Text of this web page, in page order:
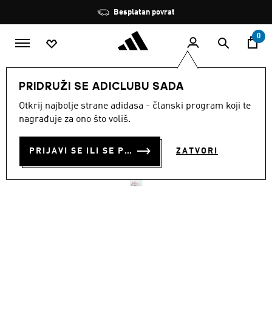
Zaustavi
rotaciju
Besplatan povrat
0
PRIDRUŽI SE ADICLUBU SADA
Otkrij najbolje strane adidasa - članski program koji te
nagrađuje za ono što voliš.
PRIJAVI SE ILI SE PRIDRUŽI SADA ZATVORI
Obuća
TENISICE ZA TENIS
COURTJAM CONTROL 3